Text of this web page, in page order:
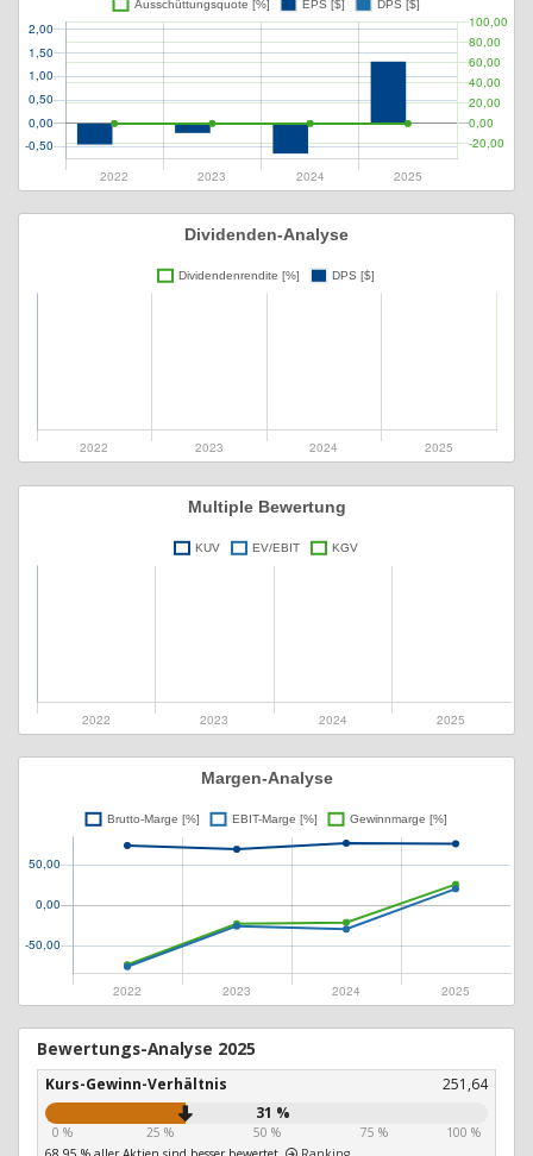
Bewertungs-Analyse 2025
Kurs-Gewinn-Verhältnis
251,64
31 %
0 % 25 % 50 % 75 %
100 %